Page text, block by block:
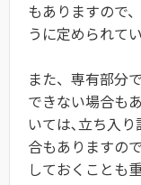
もありますので
うに定められて
また、専有部分
できない場合も
いては､立ち入
合もありますの
しておくことも